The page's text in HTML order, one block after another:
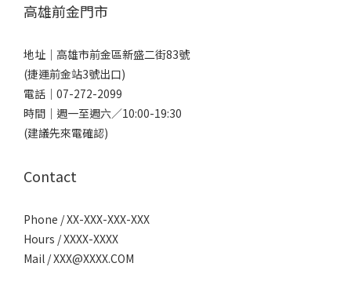
高雄前金門市
地址｜ 高雄市前金區新盛二街83號
(捷運前金站3號出口)
電話｜ 07-272-2099
時間｜週一至週六／10:00-19:30
(建議先來電確認)
Contact
Phone / XX-XXX-XXX-XXX
Hours / XXXX-XXXX
Mail /XXX@XXXX.COM